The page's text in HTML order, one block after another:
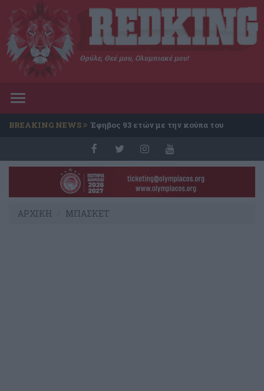
Θρύλε, Θεέ μου, Ολυμπιακέ μου!
Toggle
BREAKING NEWS Έφηβος 93 ετών με την κούπα του
ΑΡΧΙΚΗ ΜΠΑΣΚΕΤ